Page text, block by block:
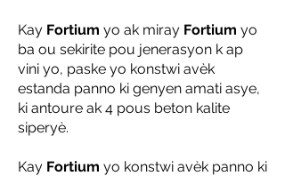
Kay Fortium yo ak miray Fortium yo
ba ou sekirite pou jenerasyon k ap
vini yo, paske yo konstwi avèk
estanda panno ki genyen amati asye,
ki antoure ak 4 pous beton kalite
siperyè.
Kay Fortium yo konstwi avèk panno ki